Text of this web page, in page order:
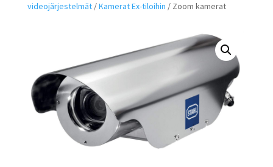
videojärjestelmät/Kamerat Ex-tiloihin / Zoom kamerat